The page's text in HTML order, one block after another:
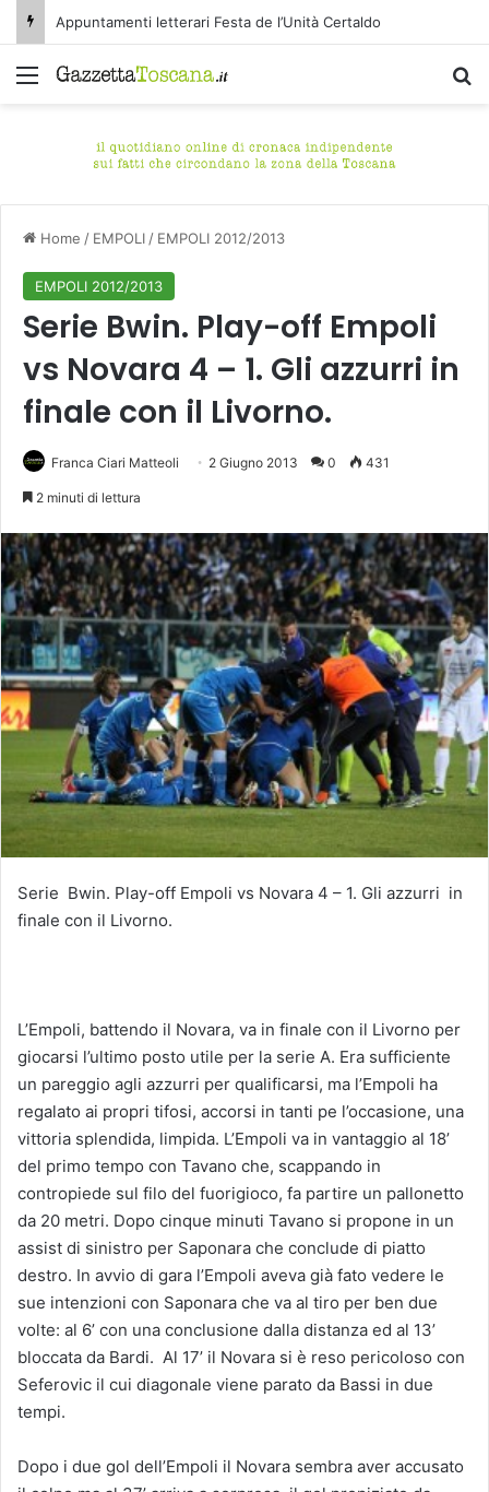
Appuntamenti letterari Festa de l’Unità Certaldo
Menu
Home / EMPOLI / EMPOLI 2012/2013
EMPOLI 2012/2013
Serie Bwin. Play-off Empoli
vs Novara 4 – 1. Gli azzurri in
finale con il Livorno.
Franca Ciari Matteoli 2 Giugno 2013 0 431
2 minuti di lettura
Serie Bwin. Play-off Empoli vs Novara 4 – 1. Gli azzurri in
finale con il Livorno.
L’Empoli, battendo il Novara, va in finale con il Livorno per
giocarsi l’ultimo posto utile per la serie A. Era sufficiente
un pareggio agli azzurri per qualificarsi, ma l’Empoli ha
regalato ai propri tifosi, accorsi in tanti pe l’occasione, una
vittoria splendida, limpida. L’Empoli va in vantaggio al 18’
del primo tempo con Tavano che, scappando in
contropiede sul filo del fuorigioco, fa partire un pallonetto
da 20 metri. Dopo cinque minuti Tavano si propone in un
assist di sinistro per Saponara che conclude di piatto
destro. In avvio di gara l’Empoli aveva già fato vedere le
sue intenzioni con Saponara che va al tiro per ben due
volte: al 6’ con una conclusione dalla distanza ed al 13’
bloccata da Bardi. Al 17’ il Novara si è reso pericoloso con
Seferovic il cui diagonale viene parato da Bassi in due
tempi.
Dopo i due gol dell’Empoli il Novara sembra aver accusato